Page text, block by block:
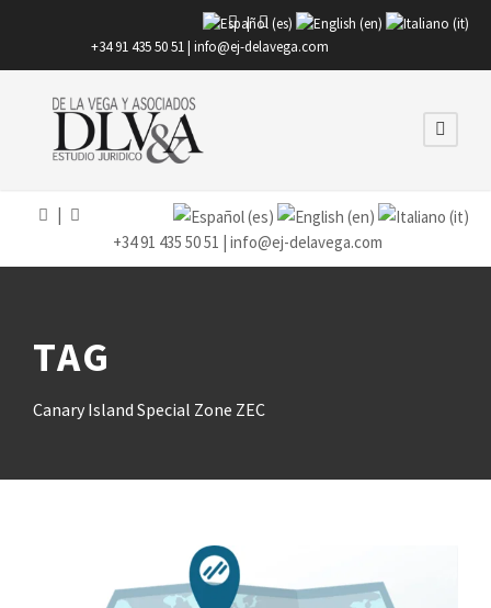
|
+34 91 435 50 51 | info@ej-delavega.com
+34 91 435 50 51 | info@ej-delavega.com
TAG
Canary Island Special Zone ZEC